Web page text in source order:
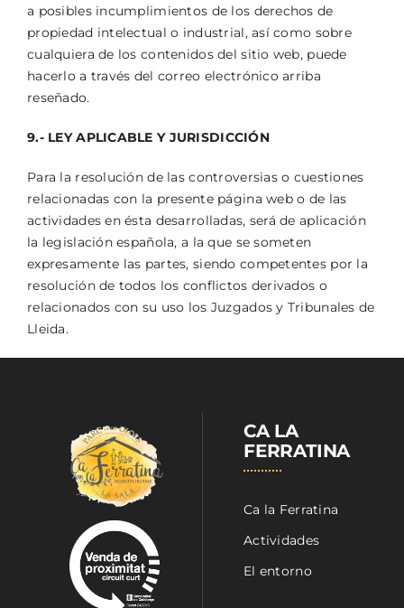
a posibles incumplimientos de los derechos de
propiedad intelectual o industrial, así como sobre
cualquiera de los contenidos del sitio web, puede
hacerlo a través del correo electrónico arriba
reseñado.
9.- LEY APLICABLE Y JURISDICCIÓN
Para la resolución de las controversias o cuestiones
relacionadas con la presente página web o de las
actividades en ésta desarrolladas, será de aplicación
la legislación española, a la que se someten
expresamente las partes, siendo competentes por la
resolución de todos los conflictos derivados o
relacionados con su uso los Juzgados y Tribunales de
Lleida.
CA LA
FERRATINA
Ca la Ferratina
Actividades
El entorno